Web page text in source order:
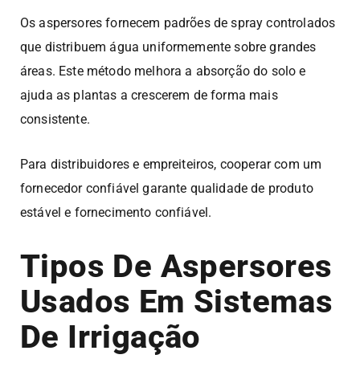
Os aspersores fornecem padrões de spray controlados
que distribuem água uniformemente sobre grandes
áreas. Este método melhora a absorção do solo e
ajuda as plantas a crescerem de forma mais
consistente.
Para distribuidores e empreiteiros, cooperar com um
fornecedor confiável garante qualidade de produto
estável e fornecimento confiável.
Tipos De Aspersores
Usados Em Sistemas
De Irrigação